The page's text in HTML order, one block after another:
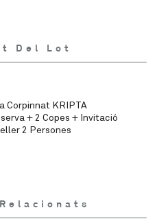
Del Lot
Corpinnat KRIPTA
+ 2 Copes + Invitació
2 Persones